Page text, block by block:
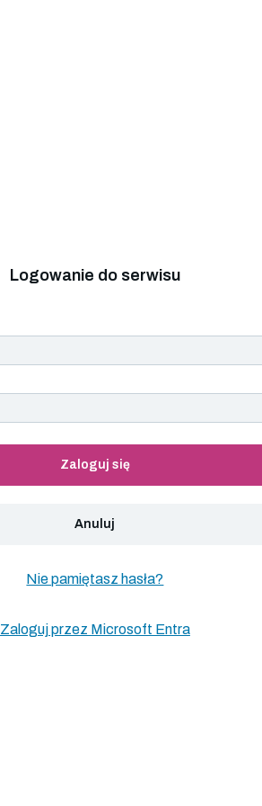
Logowanie do serwisu
Zaloguj się
Anuluj
Nie pamiętasz hasła?
Zaloguj przez Microsoft Entra